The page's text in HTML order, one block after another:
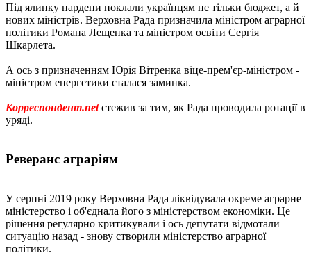
Під ялинку нардепи поклали українцям не тільки бюджет, а й
нових міністрів. Верховна Рада призначила міністром аграрної
політики Романа Лещенка та міністром освіти Сергія
Шкарлета.
А ось з призначенням Юрія Вітренка віце-прем'єр-міністром -
міністром енергетики сталася заминка.
Корреспондент.netстежив за тим, як Рада проводила ротації в
уряді.
Реверанс аграріям
У серпні 2019 року Верховна Рада ліквідувала окреме аграрне
міністерство і об'єднала його з міністерством економіки. Це
рішення регулярно критикували і ось депутати відмотали
ситуацію назад - знову створили міністерство аграрної
політики.